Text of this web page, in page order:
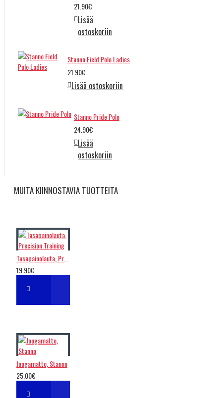
21.90€
Lisää
ostoskoriin
Stanno Field Polo Ladies
21.90€
Lisää ostoskoriin
Stanno Pride Polo
24.90€
Lisää
ostoskoriin
MUITA KIINNOSTAVIA TUOTTEITA
19.90€
Joogamatto, Stanno
25.00€